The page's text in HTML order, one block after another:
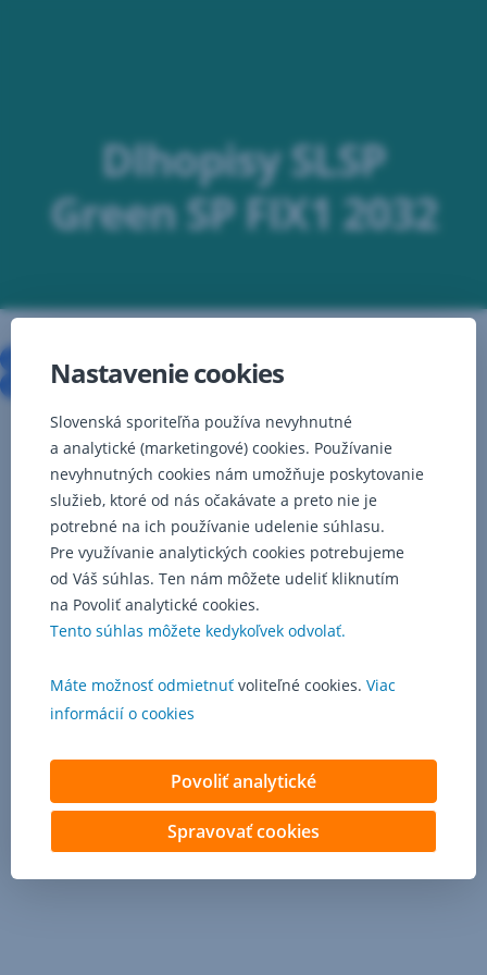
Dlhopisy SLSP
Green SP FIX1 2032
Konečné podmienky
Konečné podmienky – 2. tranža
Nastavenie cookies
Slovenská sporiteľňa používa nevyhnutné
a analytické (marketingové) cookies. Používanie
nevyhnutných cookies nám umožňuje poskytovanie
služieb, ktoré od nás očakávate a preto nie je
potrebné na ich používanie udelenie súhlasu.
Pre využívanie analytických cookies potrebujeme
od Váš súhlas. Ten nám môžete udeliť kliknutím
na Povoliť analytické cookies.
Tento súhlas môžete kedykoľvek odvolať.
Máte možnosť odmietnuť voliteľné cookies. Viac
informácií o cookies
Povoliť analytické
Spravovať cookies